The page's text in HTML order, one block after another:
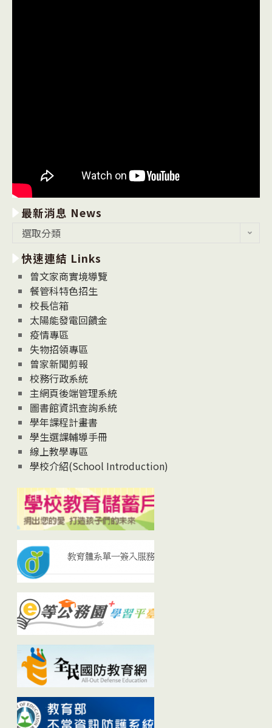
最新消息 News
消
息
News
選取分類
快速連結 Links
曾文家商實境導覽
餐管科特色招生
校長信箱
太陽能發電回饋金
疫情專區
失物招領專區
曾家新聞剪報
校務行政系統
主網頁後端管理系統
圖書館資訊查詢系統
學年課程計畫書
學生選課輔導手冊
線上教學專區
學校介紹(School Introduction)